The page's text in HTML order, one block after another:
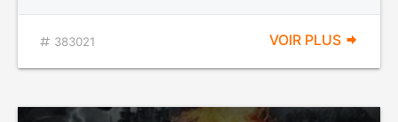
383021 VOIR PLUS